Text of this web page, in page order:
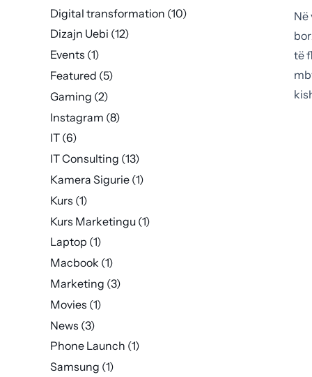
Në
të
Digital transformation (10)
Dizajn Uebi (12)
Events (1)
Featured (5)
Gaming (2)
Instagram (8)
IT (6)
IT Consulting (13)
Kamera Sigurie (1)
Kurs (1)
Kurs Marketingu (1)
Laptop (1)
Macbook (1)
Marketing (3)
Movies (1)
News (3)
Phone Launch (1)
Samsung (1)